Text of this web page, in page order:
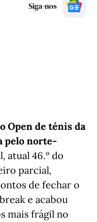
Siga-nos
Open de ténis da
pelo norte-
atual 46.º do
parcial,
de fechar o
e acabou
mais frágil no